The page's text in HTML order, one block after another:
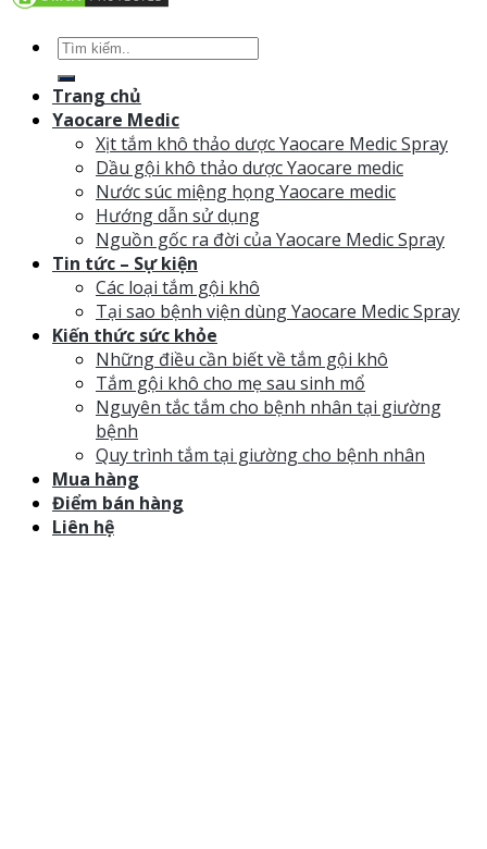
Trang chủ
Yaocare Medic
Xịt tắm khô thảo dược Yaocare Medic Spray
Dầu gội khô thảo dược Yaocare medic
Nước súc miệng họng Yaocare medic
Hướng dẫn sử dụng
Nguồn gốc ra đời của Yaocare Medic Spray
Tin tức – Sự kiện
Các loại tắm gội khô
Tại sao bệnh viện dùng Yaocare Medic Spray
Kiến thức sức khỏe
Những điều cần biết về tắm gội khô
Tắm gội khô cho mẹ sau sinh mổ
Nguyên tắc tắm cho bệnh nhân tại giường
bệnh
Quy trình tắm tại giường cho bệnh nhân
Mua hàng
Điểm bán hàng
Liên hệ